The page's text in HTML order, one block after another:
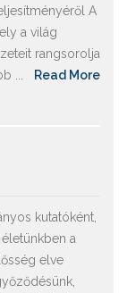
A
a világ
rangsorolja
...
Read More
kutatóként,
a
elve